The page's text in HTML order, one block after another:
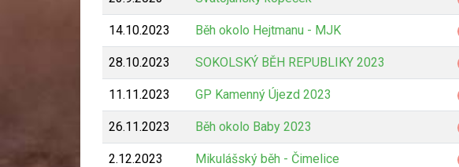
14.10.2023 Běh okolo Hejtmanu - MJK
28.10.2023 SOKOLSKÝ BĚH REPUBLIKY 2023
11.11.2023 GP Kamenný Újezd 2023
26.11.2023 Běh okolo Baby 2023
2.12.2023 Mikulášský běh - Čimelice